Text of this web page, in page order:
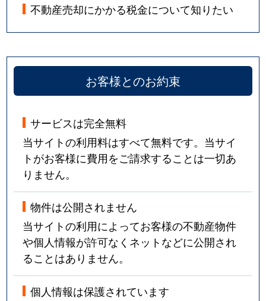
不動産売却にかかる税金について知りたい
お客様とのお約束
サービスは完全無料
当サイトの利用料はすべて無料です。当サイ
トがお客様に費用をご請求することは一切あ
りません。
物件は公開されません
当サイトの利用によってお客様の不動産物件
や個人情報が許可なくネットなどに公開され
ることはありません。
個人情報は保護されています